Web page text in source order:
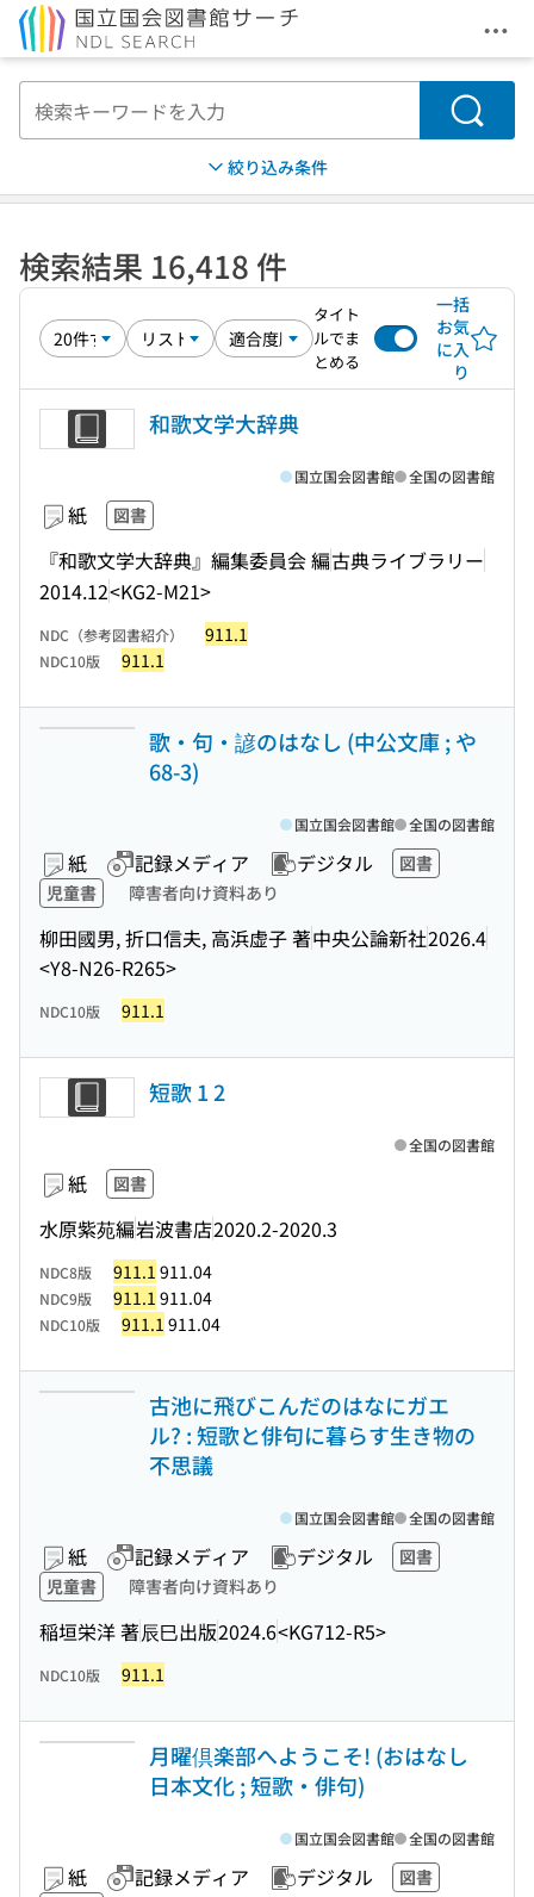
メ
検索
絞り込み条件
検索結果 16,418 件
タイト
ルでま
とめる
一括
お気
に入
り
和歌文学大辞典
紙 図書
『和歌文学大辞典』編集委員会 編古典ライブラリー
2014.12<KG2-M21>
国立国会図書館 全国の図書館
NDC（参考図書紹介） 911.1
NDC10版 911.1
歌・句・諺のはなし (中公文庫 ; や
68-3)
紙 記録メディア デジタル
図書
児童書
障害者向け資料あり
柳田國男, 折口信夫, 高浜虚子 著中央公論新社2026.4
<Y8-N26-R265>
国立国会図書館 全国の図書館
NDC10版 911.1
短歌 1 2
紙 図書
水原紫苑編岩波書店2020.2-2020.3
全国の図書館
NDC8版 911.1 911.04
NDC9版 911.1 911.04
NDC10版 911.1 911.04
古池に飛びこんだのはなにガエ
ル? : 短歌と俳句に暮らす生き物の
不思議
紙 記録メディア デジタル
図書
児童書
障害者向け資料あり
稲垣栄洋 著辰巳出版2024.6<KG712-R5>
国立国会図書館 全国の図書館
NDC10版 911.1
月曜倶楽部へようこそ! (おはなし
日本文化 ; 短歌・俳句)
紙 記録メディア デジタル
図書
国立国会図書館 全国の図書館